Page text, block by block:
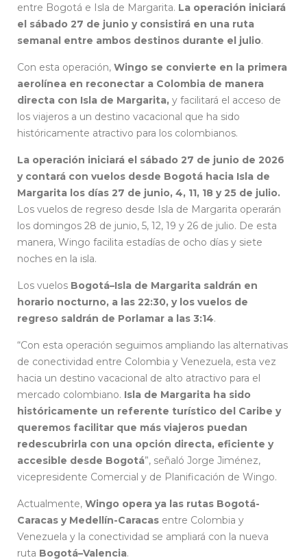
entre Bogotá e Isla de Margarita. La operación iniciará
el sábado 27 de junio y consistirá en una ruta
semanal entre ambos destinos durante el julio.
Con esta operación, Wingo se convierte en la primera
aerolínea en reconectar a Colombia de manera
directa con Isla de Margarita, y facilitará el acceso de
los viajeros a un destino vacacional que ha sido
históricamente atractivo para los colombianos.
La operación iniciará el sábado 27 de junio de 2026
y contará con vuelos desde Bogotá hacia Isla de
Margarita los días 27 de junio, 4, 11, 18 y 25 de julio.
Los vuelos de regreso desde Isla de Margarita operarán
los domingos 28 de junio, 5, 12, 19 y 26 de julio. De esta
manera, Wingo facilita estadías de ocho días y siete
noches en la isla.
Los vuelos Bogotá–Isla de Margarita saldrán en
horario nocturno, a las 22:30, y los vuelos de
regreso saldrán de Porlamar a las 3:14.
“Con esta operación seguimos ampliando las alternativas
de conectividad entre Colombia y Venezuela, esta vez
hacia un destino vacacional de alto atractivo para el
mercado colombiano. Isla de Margarita ha sido
históricamente un referente turístico del Caribe y
queremos facilitar que más viajeros puedan
redescubrirla con una opción directa, eficiente y
accesible desde Bogotá”, señaló Jorge Jiménez,
vicepresidente Comercial y de Planificación de Wingo.
Actualmente, Wingo opera ya las rutas Bogotá-
Caracas y Medellín-Caracas entre Colombia y
Venezuela y la conectividad se ampliará con la nueva
ruta Bogotá–Valencia.